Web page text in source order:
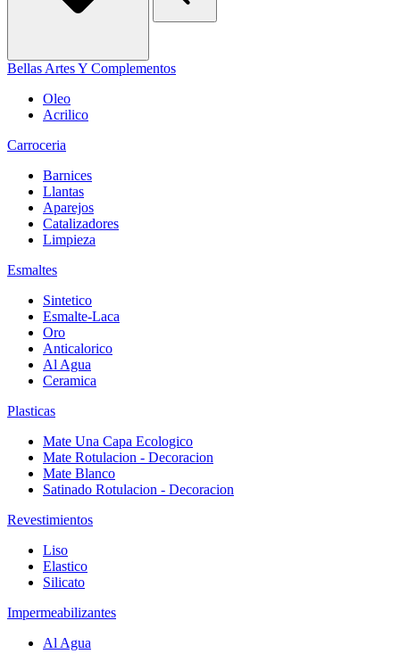
Bellas Artes Y Complementos
Oleo
Acrilico
Carroceria
Barnices
Llantas
Aparejos
Catalizadores
Limpieza
Esmaltes
Sintetico
Esmalte-Laca
Oro
Anticalorico
Al Agua
Ceramica
Plasticas
Mate Una Capa Ecologico
Mate Rotulacion - Decoracion
Mate Blanco
Satinado Rotulacion - Decoracion
Revestimientos
Liso
Elastico
Silicato
Impermeabilizantes
Al Agua